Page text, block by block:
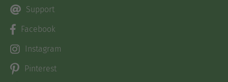
Support
Facebook
Instagram
Pinterest